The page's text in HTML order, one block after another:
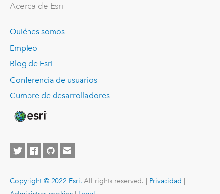
Acerca de Esri
Quiénes somos
Empleo
Blog de Esri
Conferencia de usuarios
Cumbre de desarrolladores
Copyright © 2022 Esri. All rights reserved. | Privacidad